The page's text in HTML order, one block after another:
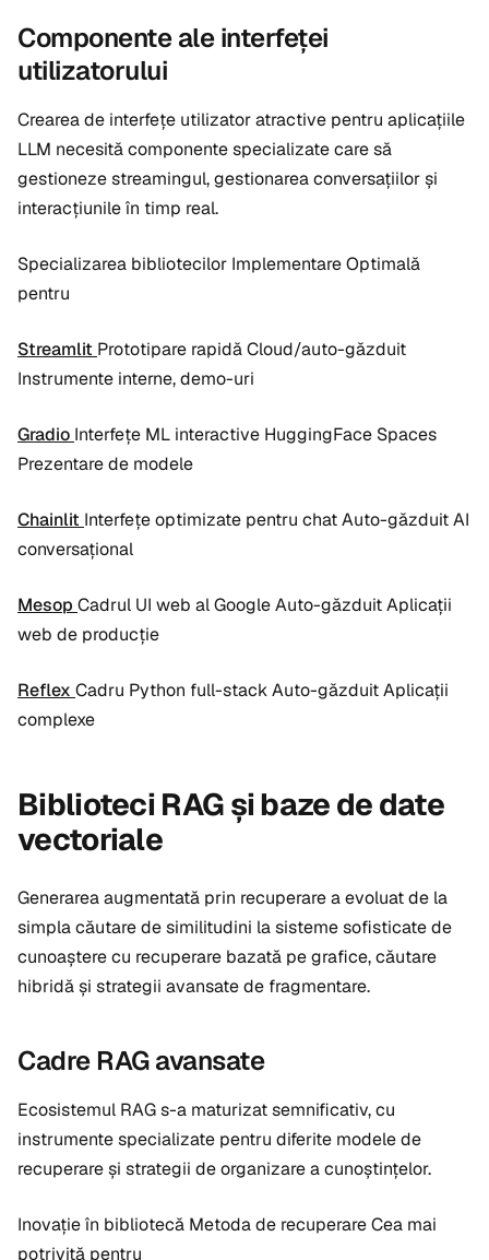
Componente ale interfeței
utilizatorului
Crearea de interfețe utilizator atractive pentru aplicațiile
LLM necesită componente specializate care să
gestioneze streamingul, gestionarea conversațiilor și
interacțiunile în timp real.
Specializarea bibliotecilor Implementare Optimală
pentru
Streamlit Prototipare rapidă Cloud/auto-găzduit
Instrumente interne, demo-uri
Gradio Interfețe ML interactive HuggingFace Spaces
Prezentare de modele
Chainlit Interfețe optimizate pentru chat Auto-găzduit AI
conversațional
Mesop Cadrul UI web al Google Auto-găzduit Aplicații
web de producție
Reflex Cadru Python full-stack Auto-găzduit Aplicații
complexe
Biblioteci RAG și baze de date
vectoriale
Generarea augmentată prin recuperare a evoluat de la
simpla căutare de similitudini la sisteme sofisticate de
cunoaștere cu recuperare bazată pe grafice, căutare
hibridă și strategii avansate de fragmentare.
Cadre RAG avansate
Ecosistemul RAG s-a maturizat semnificativ, cu
instrumente specializate pentru diferite modele de
recuperare și strategii de organizare a cunoștințelor.
Inovație în bibliotecă Metoda de recuperare Cea mai
potrivită pentru